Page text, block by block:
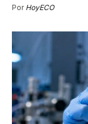
Por HoyECO